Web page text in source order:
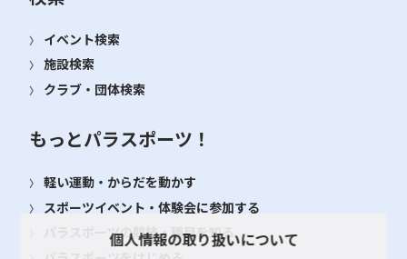
イベント検索
施設検索
クラブ・団体検索
もっとパラスポーツ！
軽い運動・からだを動かす
スポーツイベント・体験会に参加する
パラスポーツの競技・種目を知る
個人情報の取り扱いについて